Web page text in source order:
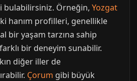
bulabilirsiniz. Örneğin, Yozgat
hanım profilleri, genellikle
bir yaşam tarzına sahip
bir deneyim sunabilir.
diğer iller de
Çorum gibi büyük